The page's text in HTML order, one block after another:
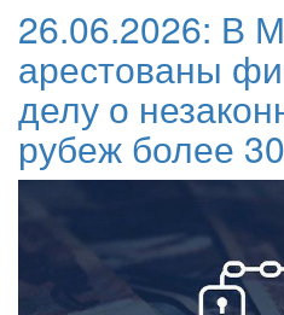
26.06.2026: В
арестованы
делу о
рубеж более